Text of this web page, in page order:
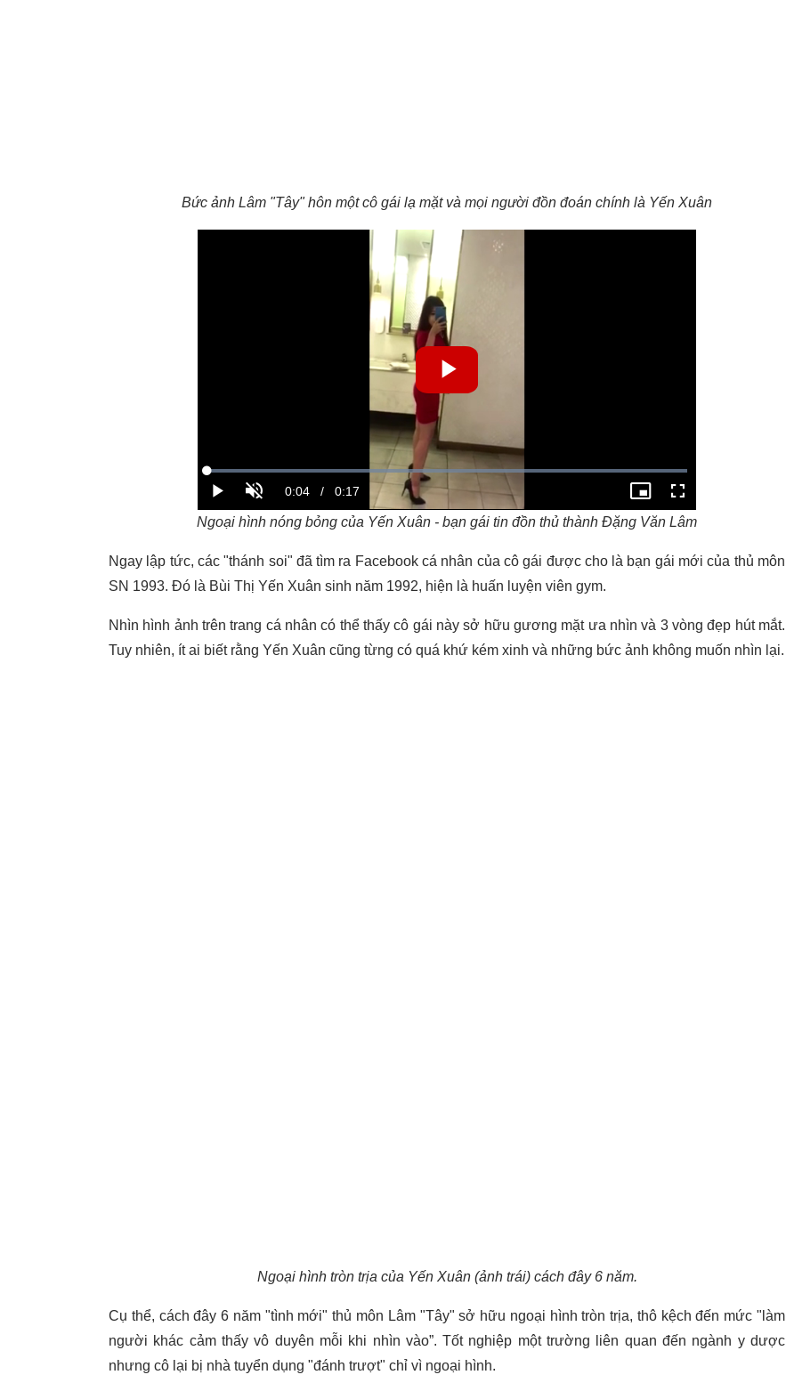
Bức ảnh Lâm "Tây" hôn một cô gái lạ mặt và mọi người đồn đoán chính là Yến Xuân
Ngoại hình nóng bỏng của Yến Xuân - bạn gái tin đồn thủ thành Đặng Văn Lâm
Ngay lập tức, các "thánh soi" đã tìm ra Facebook cá nhân của cô gái được cho là bạn gái mới của thủ môn
SN 1993. Đó là Bùi Thị Yến Xuân sinh năm 1992, hiện là huấn luyện viên gym.
Nhìn hình ảnh trên trang cá nhân có thể thấy cô gái này sở hữu gương mặt ưa nhìn và 3 vòng đẹp hút mắt.
Tuy nhiên, ít ai biết rằng Yến Xuân cũng từng có quá khứ kém xinh và những bức ảnh không muốn nhìn lại.
Ngoại hình tròn trịa của Yến Xuân (ảnh trái) cách đây 6 năm.
Cụ thể, cách đây 6 năm "tình mới" thủ môn Lâm "Tây" sở hữu ngoại hình tròn trịa, thô kệch đến mức "làm
người khác cảm thấy vô duyên mỗi khi nhìn vào”. Tốt nghiệp một trường liên quan đến ngành y dược
nhưng cô lại bị nhà tuyển dụng "đánh trượt" chỉ vì ngoại hình.